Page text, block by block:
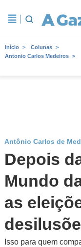
Início
Colunas
Antonio Carlos Medeiros
Antônio Carlos de
Depois
Mundo
as
Isso para quem